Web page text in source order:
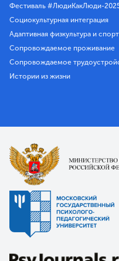
Фестиваль #ЛюдиКакЛюди-
Социокультурная интеграция
Адаптивная физкультура и спорт
Сопровождаемое проживание
Сопровождаемое
Истории из жизни